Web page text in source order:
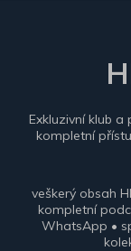
Exkluzivní klub
kompletní
veškerý obsah
kompletní
WhatsApp •